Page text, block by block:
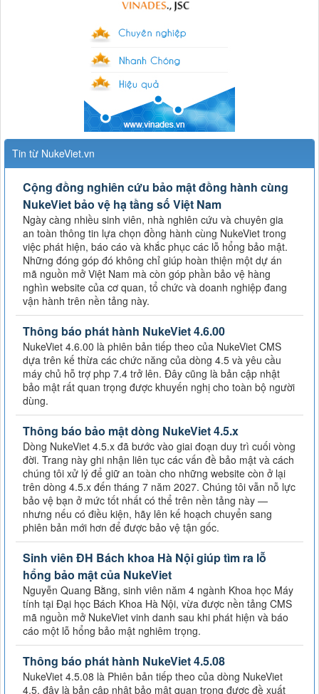
Tin từ NukeViet.vn
Cộng đồng nghiên cứu bảo mật đồng hành cùng
NukeViet bảo vệ hạ tầng số Việt Nam
Ngày càng nhiều sinh viên, nhà nghiên cứu và chuyên gia
an toàn thông tin lựa chọn đồng hành cùng NukeViet trong
việc phát hiện, báo cáo và khắc phục các lỗ hổng bảo mật.
Những đóng góp đó không chỉ giúp hoàn thiện một dự án
mã nguồn mở Việt Nam mà còn góp phần bảo vệ hàng
nghìn website của cơ quan, tổ chức và doanh nghiệp đang
vận hành trên nền tảng này.
Thông báo phát hành NukeViet 4.6.00
NukeViet 4.6.00 là phiên bản tiếp theo của NukeViet CMS
dựa trên kế thừa các chức năng của dòng 4.5 và yêu cầu
máy chủ hỗ trợ php 7.4 trở lên. Đây cũng là bản cập nhật
bảo mật rất quan trọng được khuyến nghị cho toàn bộ người
dùng.
Thông báo bảo mật dòng NukeViet 4.5.x
Dòng NukeViet 4.5.x đã bước vào giai đoạn duy trì cuối vòng
đời. Trang này ghi nhận liên tục các vấn đề bảo mật và cách
chúng tôi xử lý để giữ an toàn cho những website còn ở lại
trên dòng 4.5.x đến tháng 7 năm 2027. Chúng tôi vẫn nỗ lực
bảo vệ bạn ở mức tốt nhất có thể trên nền tảng này —
nhưng nếu có điều kiện, hãy lên kế hoạch chuyển sang
phiên bản mới hơn để được bảo vệ tận gốc.
Sinh viên ĐH Bách khoa Hà Nội giúp tìm ra lỗ
hổng bảo mật của NukeViet
Nguyễn Quang Bằng, sinh viên năm 4 ngành Khoa học Máy
tính tại Đại học Bách Khoa Hà Nội, vừa được nền tảng CMS
mã nguồn mở NukeViet vinh danh sau khi phát hiện và báo
cáo một lỗ hổng bảo mật nghiêm trọng.
Thông báo phát hành NukeViet 4.5.08
NukeViet 4.5.08 là Phiên bản tiếp theo của dòng NukeViet
4.5, đây là bản cập nhật bảo mật quan trong được đề xuất